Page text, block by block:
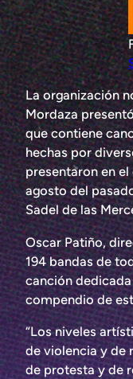
La organización
Mordaza
que contiene
hechas por
presentaron en
agosto del
Sadel de las
Oscar Patiño,
194 bandas de
canción
compendio de
“Los niveles
de violencia y de
de protesta y de